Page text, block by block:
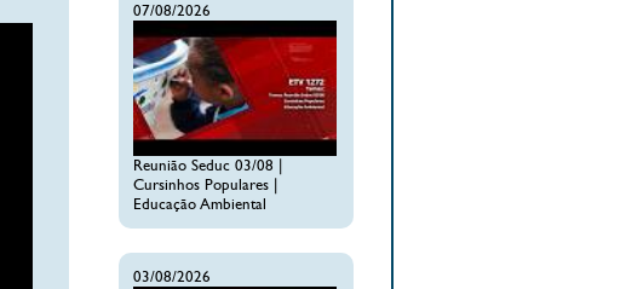
07/08/2026
Reunião Seduc 03/08 |
Cursinhos Populares |
Educação Ambiental
03/08/2026